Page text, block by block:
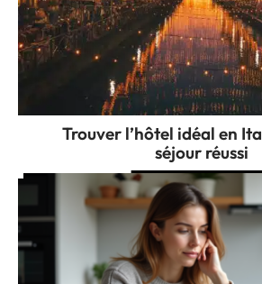
Trouver l’hôtel idéal en
séjour réussi